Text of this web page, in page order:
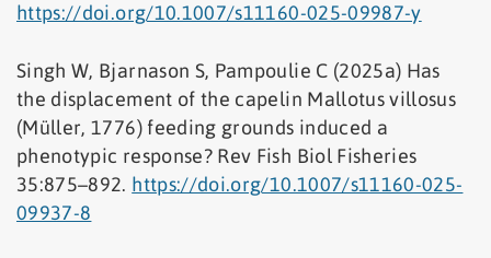
https://doi.org/10.1007/s11160-025-09987-y
Singh W, Bjarnason S, Pampoulie C (2025a) Has
the displacement of the capelin Mallotus villosus
(Müller, 1776) feeding grounds induced a
phenotypic response? Rev Fish Biol Fisheries
35:875–892. https://doi.org/10.1007/s11160-025-
09937-8